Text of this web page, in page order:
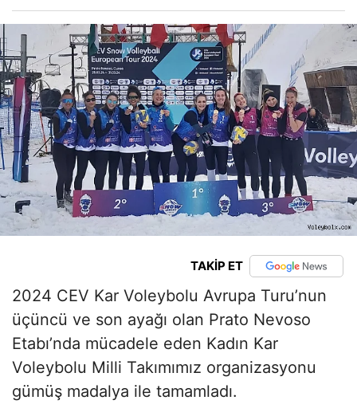
TAKİP ET
2024 CEV Kar Voleybolu Avrupa Turu’nun
üçüncü ve son ayağı olan Prato Nevoso
Etabı’nda mücadele eden Kadın Kar
Voleybolu Milli Takımımız organizasyonu
gümüş madalya ile tamamladı.